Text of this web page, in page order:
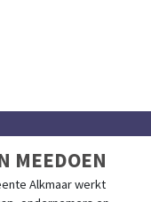
MEEDOEN
Alkmaar werkt